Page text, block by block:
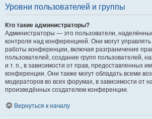
Уровни пользователей и группы
Кто такие администраторы?
Администраторы — это пользователи,
контроля над конференцией. Они могут
работы конференции, включая разграничение
пользователей, создание групп пользователей,
и т. п., в зависимости от прав, предоставленных
конференции. Они также могут обладать всеми
модераторов во всех форумах, в зависимости от
произведённых создателем конференции.
Вернуться к началу